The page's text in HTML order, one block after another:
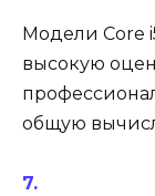
Модели Core
высокую
общую